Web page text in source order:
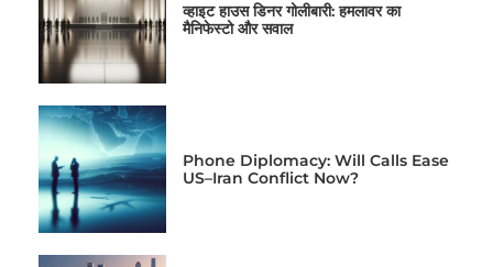
व्हाइट हाउस डिनर गोलीबारी: हमलावर का
मैनिफेस्टो और सवाल
Phone Diplomacy: Will Calls Ease
US–Iran Conflict Now?